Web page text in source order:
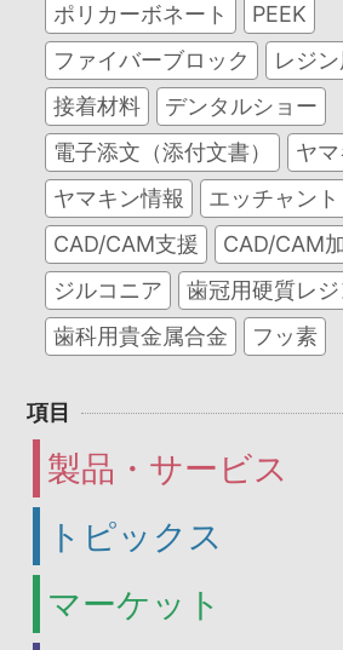
ポリカーボネート
PEEK
ファイバーブロック
レジ
接着材料
デンタルショー
電子添文（添付文書）
ヤ
ヤマキン情報
エッチャント
CAD/CAM支援
CAD/CAM
ジルコニア
歯冠用硬質レジ
歯科用貴金属合金
フッ素
項目
製品・サービス
トピックス
マーケット